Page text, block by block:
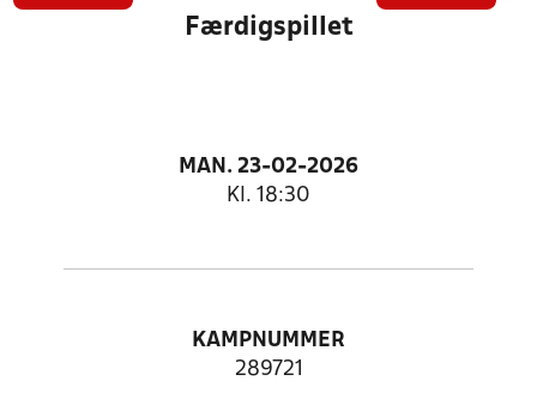
Færdigspillet
MAN. 23-02-2026
Kl. 18:30
KAMPNUMMER
289721